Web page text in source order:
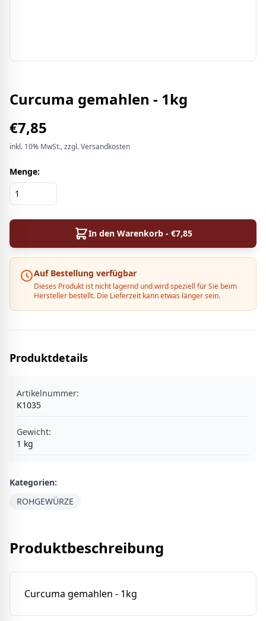
Curcuma gemahlen - 1kg
€7,85
inkl. 10% MwSt., zzgl. Versandkosten
Menge:
In den Warenkorb - €7,85
Auf Bestellung verfügbar
Dieses Produkt ist nicht lagernd und wird speziell für Sie beim
Hersteller bestellt. Die Lieferzeit kann etwas länger sein.
Produktdetails
Artikelnummer:
K1035
Gewicht:
1 kg
Kategorien:
ROHGEWÜRZE
Produktbeschreibung
Curcuma gemahlen - 1kg